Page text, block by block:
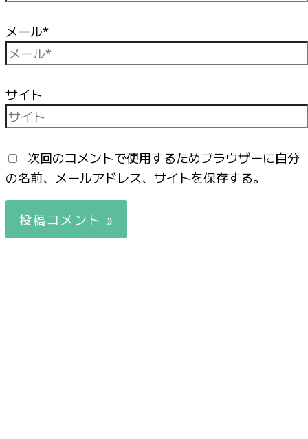
メール*
サイト
次回のコメントで使用するためブラウザーに自分
の名前、メールアドレス、サイトを保存する。